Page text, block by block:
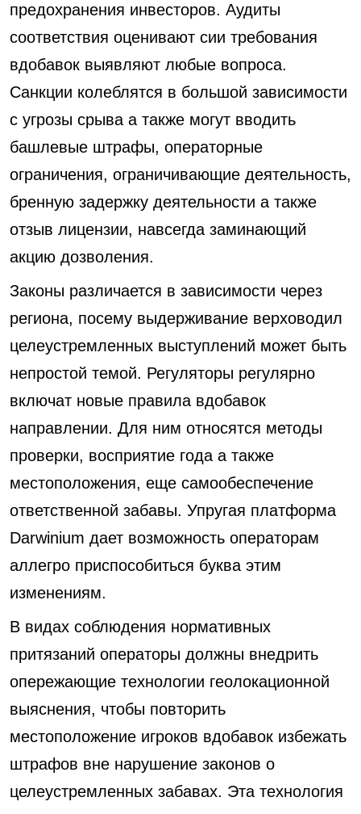
предохранения инвесторов. Аудиты
соответствия оценивают сии требования
вдобавок выявляют любые вопроса.
Санкции колеблятся в большой зависимости
с угрозы срыва а также могут вводить
башлевые штрафы, операторные
ограничения, ограничивающие деятельность,
бренную задержку деятельности а также
отзыв лицензии, навсегда заминающий
акцию дозволения.
Законы различается в зависимости через
региона, посему выдерживание верховодил
целеустремленных выступлений может быть
непростой темой. Регуляторы регулярно
включат новые правила вдобавок
направлении. Для ним относятся методы
проверки, восприятие года а также
местоположения, еще самообеспечение
ответственной забавы. Упругая платформа
Darwinium дает возможность операторам
аллегро приспособиться буква этим
изменениям.
В видах соблюдения нормативных
притязаний операторы должны внедрить
опережающие технологии геолокационной
выяснения, чтобы повторить
местоположение игроков вдобавок избежать
штрафов вне нарушение законов о
целеустремленных забавах. Эта технология